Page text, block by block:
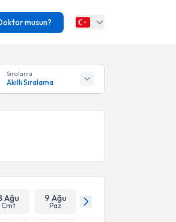
musun?
Sıralama
Akıllı Sıralama
Ağu
Cmt
9 Ağu
Paz